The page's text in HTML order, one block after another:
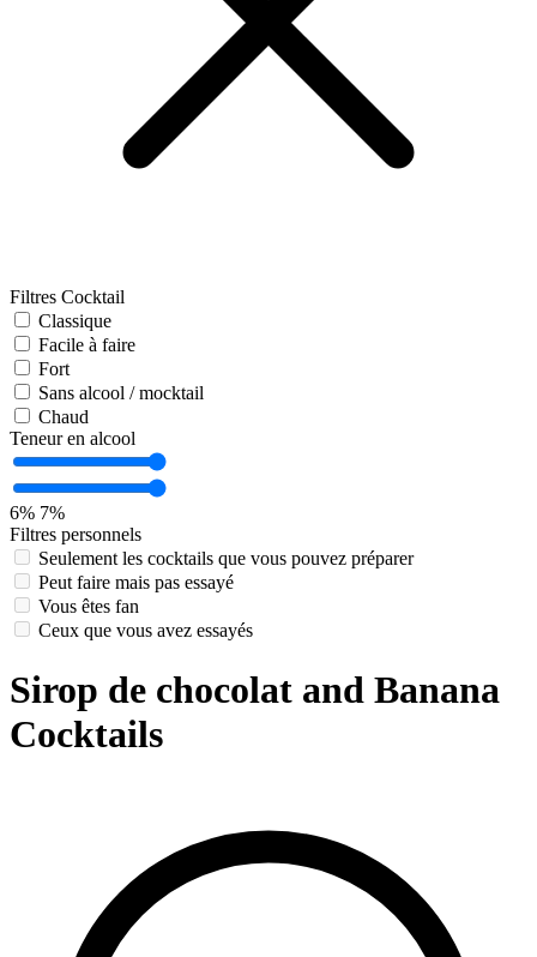
Filtres Cocktail
Classique
Facile à faire
Fort
Sans alcool / mocktail
Chaud
Teneur en alcool
6% 7%
Filtres personnels
Seulement les cocktails que vous pouvez préparer
Peut faire mais pas essayé
Vous êtes fan
Ceux que vous avez essayés
Sirop de chocolat and Banana
Cocktails